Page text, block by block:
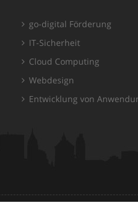
go-digital Förderung
IT-Sicherheit
Cloud Computing
Webdesign
Entwicklung von